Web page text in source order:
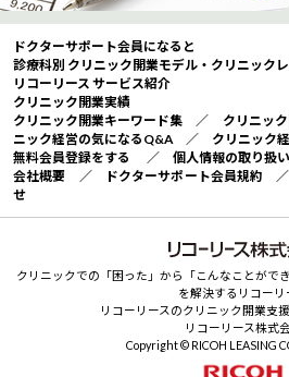
ドクターサポート会員になると
診療科別 クリニック開業モデル・クリニック
リコーリース サービス紹介
クリニック開業実績
クリニック開業キーワード集 ／ クリニッ
ニック経営の気になるQ&A／ クリニック
無料会員登録をする
／ 個人情報の取り扱い
会社概要 ／ ドクターサポート会員規約
せ
クリニックでの「困った」から「こんなことがで
を解決するリコーリ
リコーリースのクリニック開業支
リコーリース株式
Copyright © RICOH LEASING